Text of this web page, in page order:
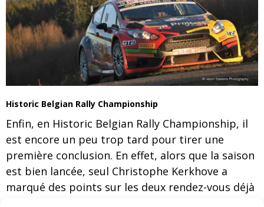
Historic Belgian Rally Championship
Enfin, en Historic Belgian Rally Championship, il
est encore un peu trop tard pour tirer une
première conclusion. En effet, alors que la saison
est bien lancée, seul Christophe Kerkhove a
marqué des points sur les deux rendez-vous déjà